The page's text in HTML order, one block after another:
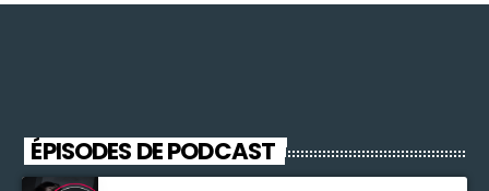
ÉPISODES DE PODCAST